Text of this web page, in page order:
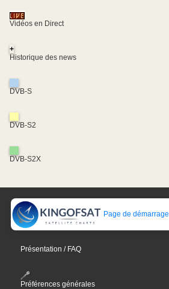
Vidéos en Direct
+
Historique des news
DVB-S
DVB-S2
DVB-S2X
Page de démarrage
Présentation / FAQ
Préférences générales